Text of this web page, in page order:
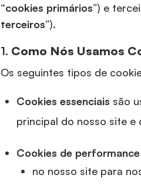
“cookies primários”) e
terceiros”).
1. Como Nós Usamos
Os seguintes tipos de
Cookies essenciais são
principal do nosso site e
Cookies de performance
no nosso site para